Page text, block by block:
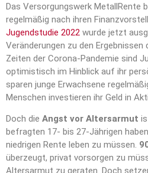
Das Versorgungswerk MetallRente
regelmäßig nach ihren
Jugendstudie 2022 wurde jetzt
Veränderungen zu den
Zeiten der Corona-Pandemie sind
optimistisch im Hinblick auf ihr
sparen junge Erwachsene
Menschen investieren ihr Geld in
Doch die Angst vor Altersarmut
befragten 17- bis 27-Jährigen
niedrigen Rente leben zu müssen.
überzeugt, privat vorsorgen zu
Altersarmut zu geraten. Doch